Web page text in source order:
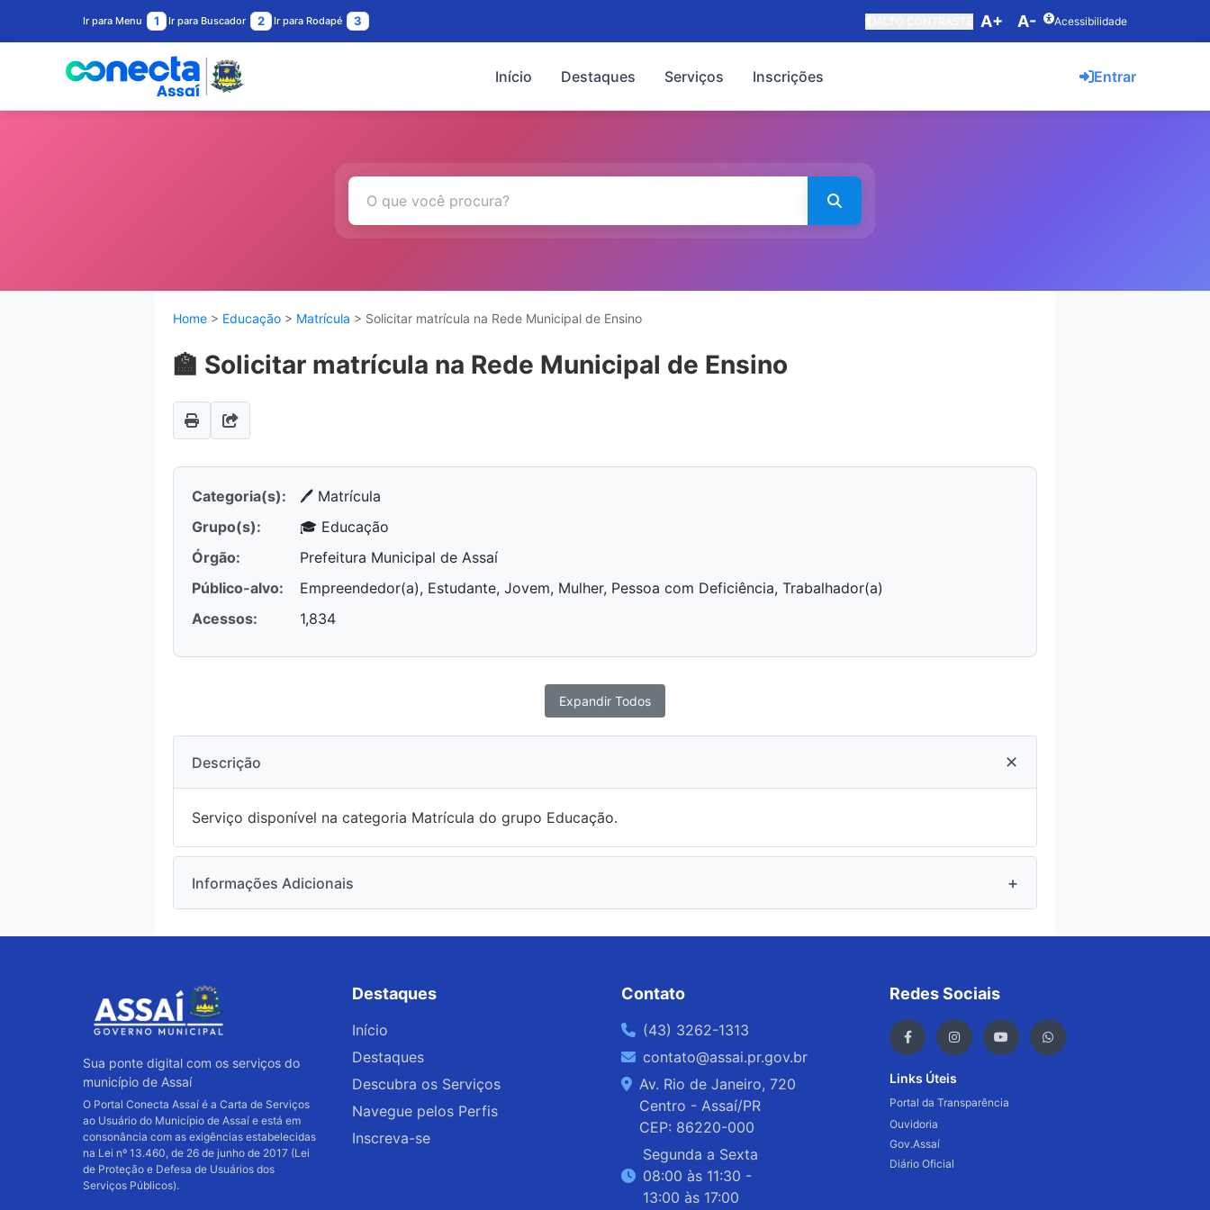
Ir para Menu 1 Ir para Buscador 2 Ir para Rodapé 3 A+ A- Acessibilidade
Início Destaques Serviços Inscrições Entrar
Home > Educação > Matrícula > Solicitar matrícula na Rede Municipal de Ensino
🏫 Solicitar matrícula na Rede Municipal de Ensino
Categoria(s):
🖊️ Matrícula
Grupo(s):
🎓 Educação
Órgão:
Prefeitura Municipal de Assaí
Público-alvo:
Empreendedor(a), Estudante, Jovem, Mulher, Pessoa com Deficiência, Trabalhador(a)
Acessos:
1,834
Expandir Todos
Descrição ✕
Serviço disponível na categoria Matrícula do grupo Educação.
Informações Adicionais +
Data de criação:16/09/2025
Sua ponte digital com os serviços do
município de Assaí
O Portal Conecta Assaí é a Carta de Serviços
ao Usuário do Município de Assaí e está em
consonância com as exigências estabelecidas
na Lei nº 13.460, de 26 de junho de 2017 (Lei
de Proteção e Defesa de Usuários dos
Serviços Públicos).
Destaques
Início
Destaques
Descubra os Serviços
Navegue pelos Perfis
Inscreva-se
Contato
(43) 3262-1313
contato@assai.pr.gov.br
Av. Rio de Janeiro, 720
Centro - Assaí/PR
CEP: 86220-000
Segunda a Sexta
08:00 às 11:30 -
13:00 às 17:00
Redes Sociais
Links Úteis
Portal da Transparência
Ouvidoria
Gov.Assaí
Diário Oficial